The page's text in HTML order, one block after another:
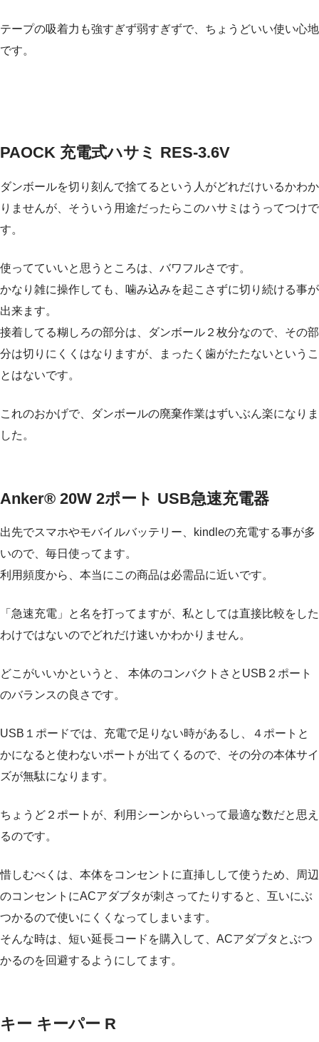
テープの吸着力も強すぎず弱すぎずで、ちょうどいい使い心地
です。
PAOCK 充電式ハサミ RES-3.6V
ダンボールを切り刻んで捨てるという人がどれだけいるかわか
りませんが、そういう用途だったらこのハサミはうってつけで
す。
使ってていいと思うところは、バワフルさです。
かなり雑に操作しても、噛み込みを起こさずに切り続ける事が
出来ます。
接着してる糊しろの部分は、ダンボール２枚分なので、その部
分は切りにくくはなりますが、まったく歯がたたないというこ
とはないです。
これのおかげで、ダンボールの廃棄作業はずいぶん楽になりま
した。
Anker® 20W 2ポート USB急速充電器
出先でスマホやモバイルバッテリー、kindleの充電する事が多
いので、毎日使ってます。
利用頻度から、本当にこの商品は必需品に近いです。
「急速充電」と名を打ってますが、私としては直接比較をした
わけではないのでどれだけ速いかわかりません。
どこがいいかというと、 本体のコンバクトさとUSB２ポート
のバランスの良さです。
USB１ポードでは、充電で足りない時があるし、４ポートと
かになると使わないポートが出てくるので、その分の本体サイ
ズが無駄になります。
ちょうど２ポートが、利用シーンからいって最適な数だと思え
るのです。
惜しむべくは、本体をコンセントに直挿しして使うため、周辺
のコンセントにACアダブタが刺さってたりすると、互いにぶ
つかるので使いにくくなってしまいます。
そんな時は、短い延長コードを購入して、ACアダプタとぶつ
かるのを回避するようにしてます。
キー キーパー R